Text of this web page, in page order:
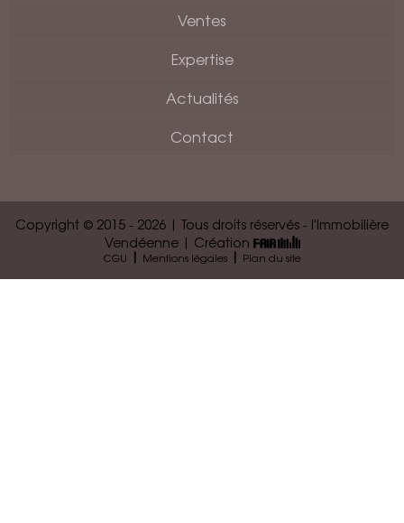
Ventes
Expertise
Actualités
Contact
Copyright © 2015 - 2026 | Tous droits réservés - l'Immobilière
Vendéenne | Création
CGU | Mentions légales | Plan du site